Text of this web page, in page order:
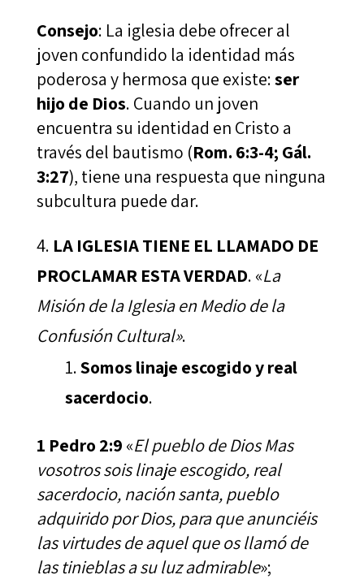
Consejo: La iglesia debe ofrecer al
joven confundido la identidad más
poderosa y hermosa que existe:ser
hijo de Dios. Cuando un joven
encuentra su identidad en Cristo a
través del bautismo (Rom. 6:3-4; Gál.
3:27), tiene una respuesta que ninguna
subcultura puede dar.
LA IGLESIA TIENE EL LLAMADO DE
PROCLAMAR ESTA VERDAD. «La
Misión de la Iglesia en Medio de la
Confusión Cultural».
Somos linaje escogido y real
sacerdocio.
1 Pedro 2:9 «El pueblo de Dios Mas
vosotros sois linaje escogido, real
sacerdocio, nación santa, pueblo
adquirido por Dios, para que anunciéis
las virtudes de aquel que os llamó de
las tinieblas a su luz admirable»;